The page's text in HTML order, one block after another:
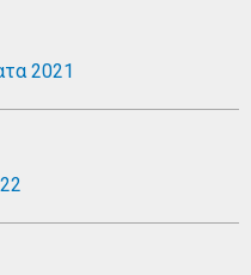
2021